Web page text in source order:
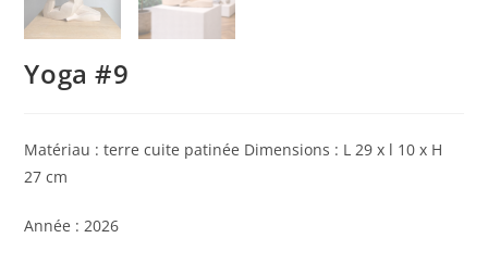
Yoga #9
Matériau : terre cuite patinée Dimensions : L 29 x l 10 x H
27 cm
Année : 2026